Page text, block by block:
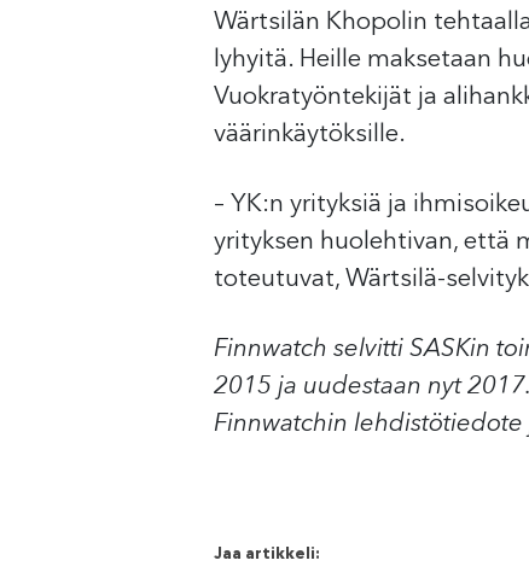
Wärtsilän Khopolin
lyhyitä. Heille maksetaan
Vuokratyöntekijät ja
väärinkäytöksille.
– YK:n yrityksiä ja
yrityksen huolehtivan, että
toteutuvat, Wärtsilä-
Finnwatch selvitti SASKin
2015 ja uudestaan nyt
Finnwatchin
Jaa artikkeli: